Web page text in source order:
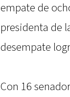
empate de
presidenta de
desempate
Con 16